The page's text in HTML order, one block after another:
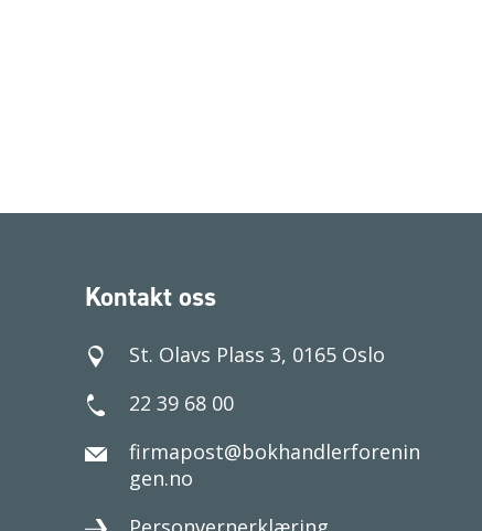
Kontakt oss
St. Olavs Plass 3, 0165 Oslo
22 39 68 00
firmapost@bokhandlerforenin
gen.no